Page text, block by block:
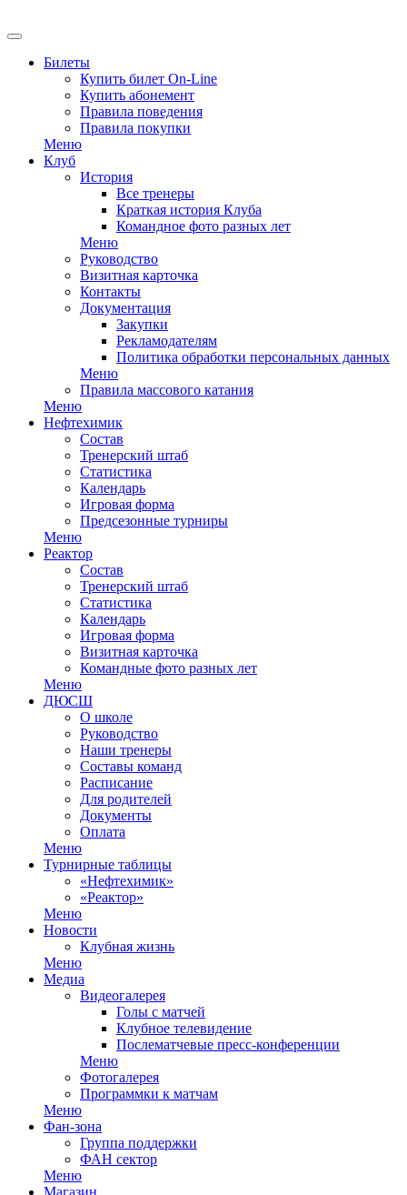
Билеты
Купить билет On-Line
Купить абонемент
Правила поведения
Правила покупки
Меню
Клуб
История
Все тренеры
Краткая история Клуба
Командное фото разных лет
Меню
Руководство
Визитная карточка
Контакты
Документация
Закупки
Рекламодателям
Политика обработки персональных данных
Меню
Правила массового катания
Меню
Нефтехимик
Состав
Тренерский штаб
Статистика
Календарь
Игровая форма
Предсезонные турниры
Меню
Реактор
Состав
Тренерский штаб
Статистика
Календарь
Игровая форма
Визитная карточка
Командные фото разных лет
Меню
ДЮСШ
О школе
Руководство
Наши тренеры
Составы команд
Расписание
Для родителей
Документы
Оплата
Меню
Турнирные таблицы
«Нефтехимик»
«Реактор»
Меню
Новости
Клубная жизнь
Меню
Медиа
Видеогалерея
Голы с матчей
Клубное телевидение
Послематчевые пресс-конференции
Меню
Фотогалерея
Программки к матчам
Меню
Фан-зона
Группа поддержки
ФАН сектор
Меню
Магазин